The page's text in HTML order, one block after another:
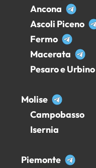
Ancona
Ascoli Piceno
Fermo
Macerata
Pesaro e Urbino
Molise
Campobasso
Isernia
Piemonte